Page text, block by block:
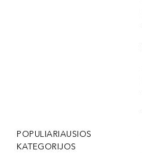
POPULIARIAUSIOS
KATEGORIJOS